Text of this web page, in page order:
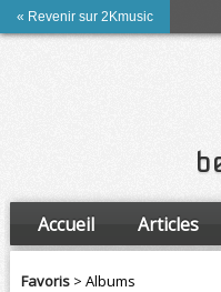
« Revenir sur 2Kmusic
Accueil Articles
Amis
Favoris > Albums